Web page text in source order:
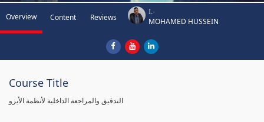
Overview Content Reviews
I.-
MOHAMED HUSSEIN
Course Title
التدقيق والمراجعة الداخلية لأنظمة الأيزو